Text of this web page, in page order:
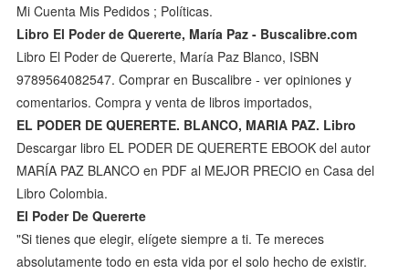
Mi Cuenta Mis Pedidos ; Políticas.
Libro El Poder de Quererte, María Paz - Buscalibre.com
Libro El Poder de Quererte, María Paz Blanco, ISBN
9789564082547. Comprar en Buscalibre - ver opiniones y
comentarios. Compra y venta de libros importados,
EL PODER DE QUERERTE. BLANCO, MARIA PAZ. Libro
Descargar libro EL PODER DE QUERERTE EBOOK del autor
MARÍA PAZ BLANCO en PDF al MEJOR PRECIO en Casa del
Libro Colombia.
El Poder De Quererte
"Si tienes que elegir, elígete siempre a ti. Te mereces
absolutamente todo en esta vida por el solo hecho de existir.